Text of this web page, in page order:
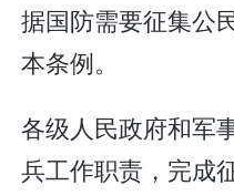
据国防需要征集公
本条例。
各级人民政府和军
兵工作职责，完成